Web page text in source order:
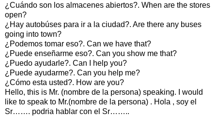
¿Cuándo son los almacenes abiertos?. When are the stores
open?
¿Hay autobúses para ir a la ciudad?. Are there any buses
going into town?
¿Podemos tomar eso?. Can we have that?
¿Puede enseñarme eso?. Can you show me that?
¿Puedo ayudarle?. Can I help you?
¿Puede ayudarme?. Can you help me?
¿Cómo esta usted?. How are you?
Hello, this is Mr. (nombre de la persona) speaking. I would
like to speak to Mr.(nombre de la persona) . Hola , soy el
Sr……. podria hablar con el Sr……..